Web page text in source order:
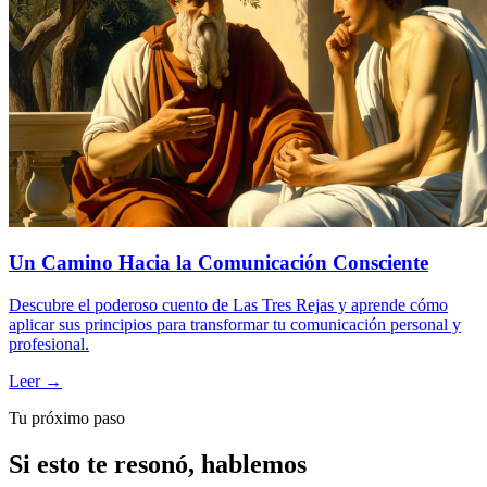
Un Camino Hacia la Comunicación Consciente
Descubre el poderoso cuento de Las Tres Rejas y aprende cómo
aplicar sus principios para transformar tu comunicación personal y
profesional.
Leer →
Tu próximo paso
Si esto te resonó, hablemos